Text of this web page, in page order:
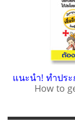
แนะนำ! ทำปร
How to